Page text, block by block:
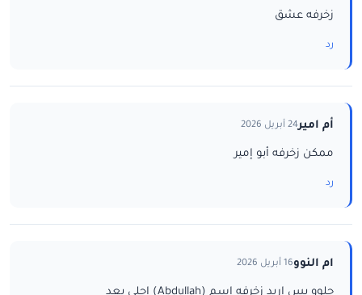
زخرفه عشق
رد
أم امير24 أبريل 2026
ممكن زخرفه أبو إمير
رد
ام النوو16 أبريل 2026
حلوو بس اريد زخرفه اسم (Abdullah) احلى بعد